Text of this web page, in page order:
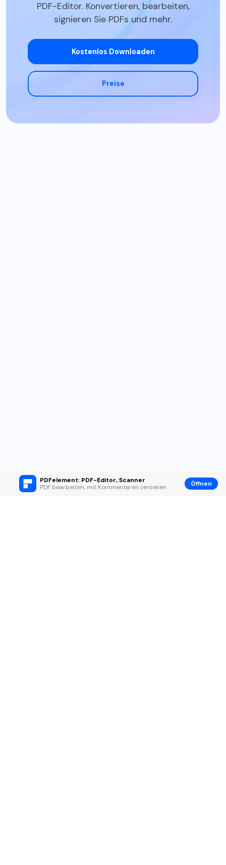
PDFelement: PDF-Editor, Scanner
PDF bearbeiten, mit Kommentaren versehen
Öffnen
PDF-Editor. Konvertieren, bearbeiten,
signieren Sie PDFs und mehr.
Kostenlos Downloaden
Preise